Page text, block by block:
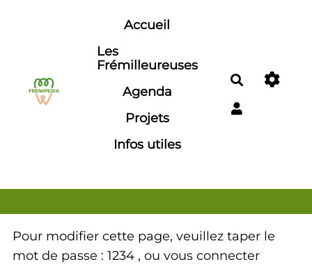
Aller au contenu principal
Accueil
Les
Frémilleureuses
Agenda
Projets
Infos utiles
Rechercher
Pour modifier cette page, veuillez taper le
mot de passe : 1234 , ou vous connecter